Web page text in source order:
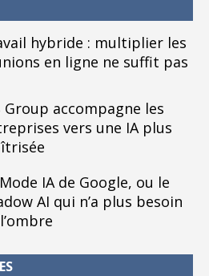
hybride : multiplier les
en ligne ne suffit pas
Group accompagne les
vers une IA plus
IA de Google, ou le
AI qui n’a plus besoin